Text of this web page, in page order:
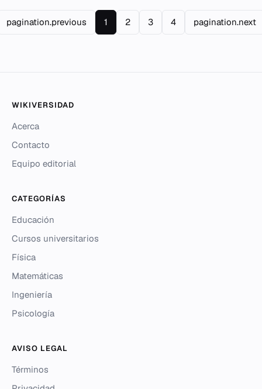
pagination.previous 1 2 3 4 pagination.next
WIKIVERSIDAD
Acerca
Contacto
Equipo editorial
CATEGORÍAS
Educación
Cursos universitarios
Física
Matemáticas
Ingeniería
Psicología
AVISO LEGAL
Términos